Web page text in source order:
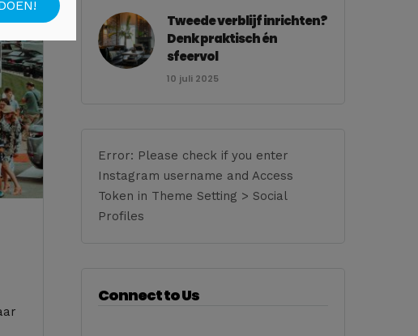
Tweede verblijf inrichten?
Denk praktisch én
sfeervol
10 juli 2025
Error: Please check if you enter
Instagram username and Access
Token in Theme Setting > Social
Profiles
Connect to Us